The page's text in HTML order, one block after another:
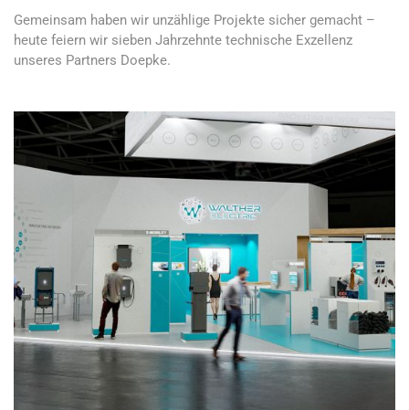
Gemeinsam haben wir unzählige Projekte sicher gemacht –
heute feiern wir sieben Jahrzehnte technische Exzellenz
unseres Partners Doepke.